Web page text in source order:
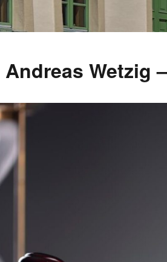
Wetzig